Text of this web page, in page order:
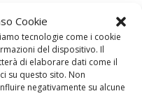
Cookie
tecnologie come i cookie
del dispositivo. Il
di elaborare dati come il
su questo sito. Non
negativamente su alcune
Metano Vaillant
Vaillant Casal